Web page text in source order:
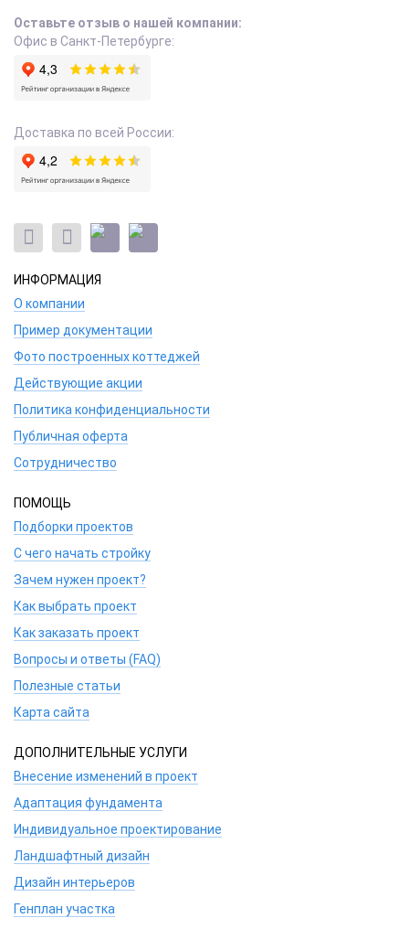
Оставьте отзыв о нашей компании:
Офис в Санкт-Петербурге:
Доставка по всей России:
ИНФОРМАЦИЯ
О компании
Пример документации
Фото построенных коттеджей
Действующие акции
Политика конфиденциальности
Публичная оферта
Сотрудничество
ПОМОЩЬ
Подборки проектов
С чего начать стройку
Зачем нужен проект?
Как выбрать проект
Как заказать проект
Вопросы и ответы (FAQ)
Полезные статьи
Карта сайта
ДОПОЛНИТЕЛЬНЫЕ УСЛУГИ
Внесение изменений в проект
Адаптация фундамента
Индивидуальное проектирование
Ландшафтный дизайн
Дизайн интерьеров
Генплан участка